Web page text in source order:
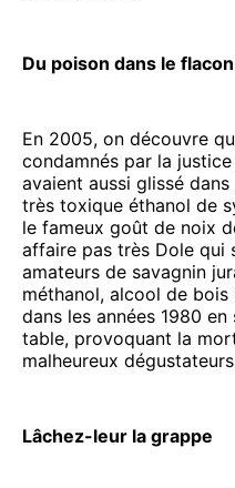
Du poison dans le flacon
En 2005, on découvre
condamnés par la
avaient aussi glissé
très toxique éthanol de
le fameux goût de noix
affaire pas très Dole qui
amateurs de savagnin
méthanol, alcool de
dans les années 1980
table, provoquant la
malheureux
Lâchez-leur la grappe